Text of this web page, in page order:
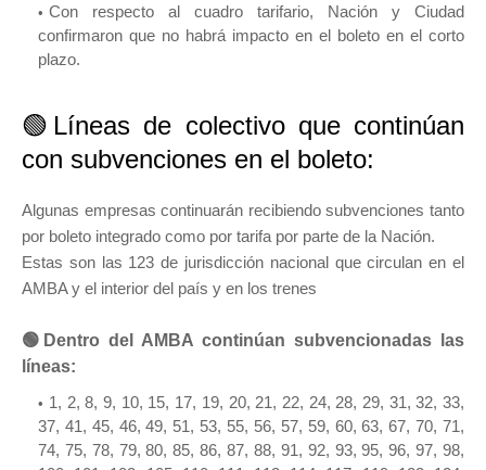
Con respecto al cuadro tarifario, Nación y Ciudad
confirmaron que no habrá impacto en el boleto en el corto
plazo.
🟢Líneas de colectivo que continúan
con subvenciones en el boleto:
Algunas empresas continuarán recibiendo subvenciones tanto
por boleto integrado como por tarifa por parte de la Nación.
Estas son las 123 de jurisdicción nacional que circulan en el
AMBA y el interior del país y en los trenes
🟢Dentro del AMBA continúan subvencionadas las
líneas:
1, 2, 8, 9, 10, 15, 17, 19, 20, 21, 22, 24, 28, 29, 31, 32, 33,
37, 41, 45, 46, 49, 51, 53, 55, 56, 57, 59, 60, 63, 67, 70, 71,
74, 75, 78, 79, 80, 85, 86, 87, 88, 91, 92, 93, 95, 96, 97, 98,